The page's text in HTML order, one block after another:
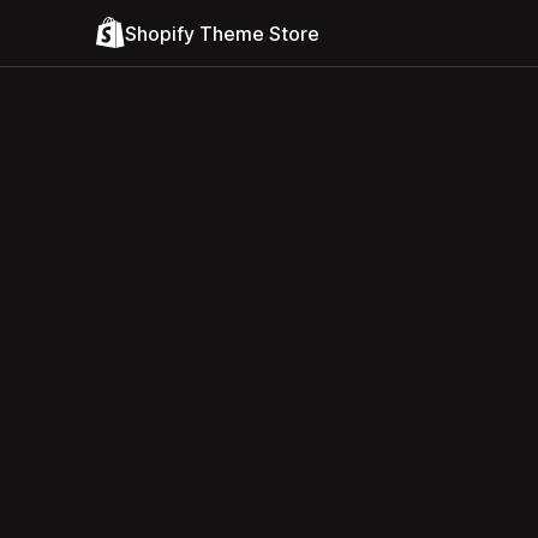
Shopify Theme Store